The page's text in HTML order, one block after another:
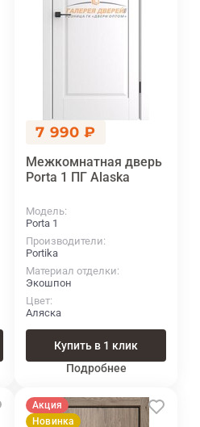
7 990 ₽
Межкомнатная дверь
Porta 1 ПГ Alaska
Модель
Porta 1
Производители
Portika
Материал отделки
Экошпон
Цвет
Аляска
Купить в 1 клик
Подробнее
Акция
Новинка